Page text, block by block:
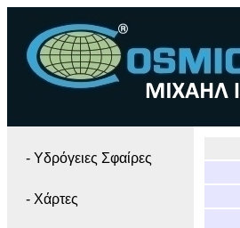
- Yδρόγειες Σφαίρες
- Χάρτες